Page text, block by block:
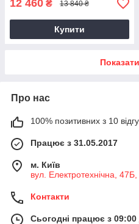
12 460 ₴ 13 840 ₴
Купити
Про нас
100% позитивних з 10
Працює з 31.05.2017
м. Київ
вул. Електротехнічна, 47Б,
Контакти
Сьогодні працює з